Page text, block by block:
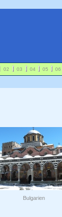
02 03 04 05 06
Bulgarien